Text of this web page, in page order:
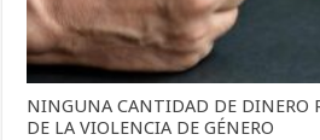
NINGUNA CANTIDAD DE DINERO
DE LA VIOLENCIA DE GÉNERO